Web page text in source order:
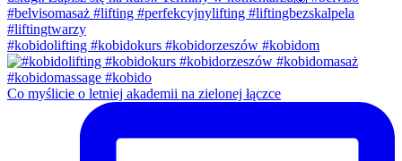
#kobidolifting #kobidokurs #kobidorzeszów #kobidom
Co myślicie o letniej akademii na zielonej łączce